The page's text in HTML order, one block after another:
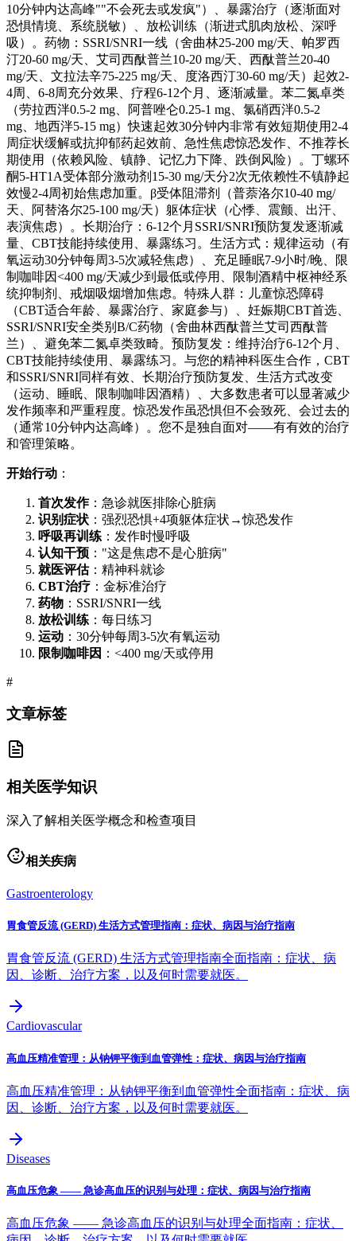
10分钟内达高峰""不会死去或发疯"）、暴露治疗（逐渐面对
恐惧情境、系统脱敏）、放松训练（渐进式肌肉放松、深呼
吸）。药物：SSRI/SNRI一线（舍曲林25-200 mg/天、帕罗西
汀20-60 mg/天、艾司西酞普兰10-20 mg/天、西酞普兰20-40
mg/天、文拉法辛75-225 mg/天、度洛西汀30-60 mg/天）起效2-
4周、6-8周充分效果、疗程6-12个月、逐渐减量。苯二氮卓类
（劳拉西泮0.5-2 mg、阿普唑仑0.25-1 mg、氯硝西泮0.5-2
mg、地西泮5-15 mg）快速起效30分钟内非常有效短期使用2-4
周症状缓解或抗抑郁药起效前、急性焦虑惊恐发作、不推荐长
期使用（依赖风险、镇静、记忆力下降、跌倒风险）。丁螺环
酮5-HT1A受体部分激动剂15-30 mg/天分2次无依赖性不镇静起
效慢2-4周初始焦虑加重。β受体阻滞剂（普萘洛尔10-40 mg/
天、阿替洛尔25-100 mg/天）躯体症状（心悸、震颤、出汗、
表演焦虑）。长期治疗：6-12个月SSRI/SNRI预防复发逐渐减
量、CBT技能持续使用、暴露练习。生活方式：规律运动（有
氧运动30分钟每周3-5次减轻焦虑）、充足睡眠7-9小时/晚、限
制咖啡因<400 mg/天减少到最低或停用、限制酒精中枢神经系
统抑制剂、戒烟吸烟增加焦虑。特殊人群：儿童惊恐障碍
（CBT适合年龄、暴露治疗、家庭参与）、妊娠期CBT首选、
SSRI/SNRI安全类别B/C药物（舍曲林西酞普兰艾司西酞普
兰）、避免苯二氮卓类致畸。预防复发：维持治疗6-12个月、
CBT技能持续使用、暴露练习。与您的精神科医生合作，CBT
和SSRI/SNRI同样有效、长期治疗预防复发、生活方式改变
（运动、睡眠、限制咖啡因酒精）、大多数患者可以显著减少
发作频率和严重程度。惊恐发作虽恐惧但不会致死、会过去的
（通常10分钟内达高峰）。您不是独自面对——有有效的治疗
和管理策略。
开始行动 ：
首次发作：急诊就医排除心脏病
识别症状 ：强烈恐惧+4项躯体症状→惊恐发作
呼吸再训练 ：发作时慢呼吸
认知干预 ："这是焦虑不是心脏病"
就医评估：精神科就诊
CBT治疗 ：金标准治疗
药物 ：SSRI/SNRI一线
放松训练 ：每日练习
运动 ：30分钟每周3-5次有氧运动
限制咖啡因 ：<400 mg/天或停用
#
文章标签
相关医学知识
深入了解相关医学概念和检查项目
相关疾病
Gastroenterology
胃食管反流 (GERD) 生活方式管理指南：症状、病因与治疗指南
胃食管反流 (GERD) 生活方式管理指南全面指南：症状、病
因、诊断、治疗方案，以及何时需要就医。
Cardiovascular
高血压精准管理：从钠钾平衡到血管弹性：症状、病因与治疗指南
高血压精准管理：从钠钾平衡到血管弹性全面指南：症状、病
因、诊断、治疗方案，以及何时需要就医。
Diseases
高血压危象 —— 急诊高血压的识别与处理：症状、病因与治疗指南
高血压危象 —— 急诊高血压的识别与处理全面指南：症状、